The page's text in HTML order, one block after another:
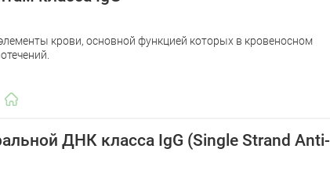
крови, основной функцией которых в кровеносном
ДНК класса IgG (Single Strand Anti-